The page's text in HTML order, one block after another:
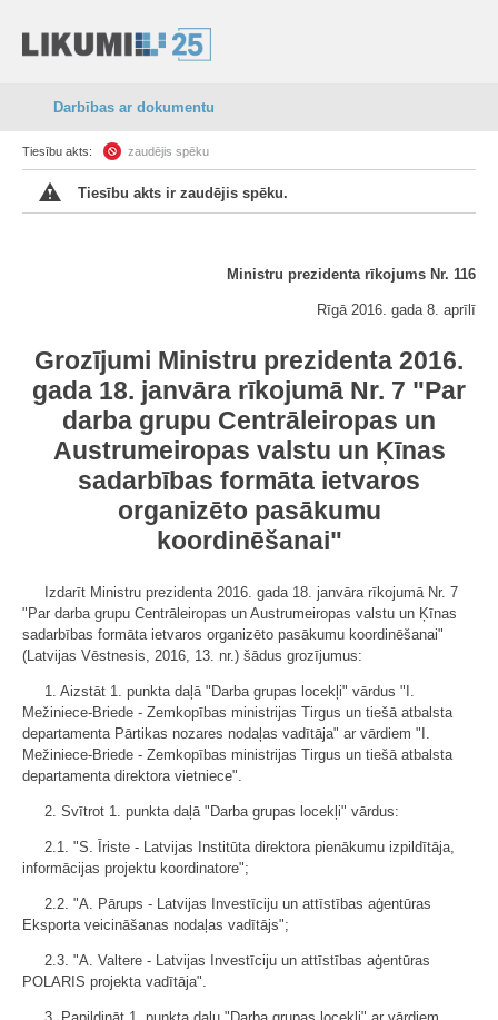
Darbības ar dokumentu
Tiesību akts: zaudējis spēku
Tiesību akts ir zaudējis spēku.
Ministru prezidenta rīkojums Nr. 116
Rīgā 2016. gada 8. aprīlī
Grozījumi Ministru prezidenta 2016.
gada 18. janvāra rīkojumā Nr. 7 "Par
darba grupu Centrāleiropas un
Austrumeiropas valstu un Ķīnas
sadarbības formāta ietvaros
organizēto pasākumu
koordinēšanai"
Izdarīt Ministru prezidenta 2016. gada 18. janvāra rīkojumā Nr. 7
"Par darba grupu Centrāleiropas un Austrumeiropas valstu un Ķīnas
sadarbības formāta ietvaros organizēto pasākumu koordinēšanai"
(Latvijas Vēstnesis, 2016, 13. nr.) šādus grozījumus:
1. Aizstāt 1. punkta daļā "Darba grupas locekļi" vārdus "I.
Mežiniece-Briede - Zemkopības ministrijas Tirgus un tiešā atbalsta
departamenta Pārtikas nozares nodaļas vadītāja" ar vārdiem "I.
Mežiniece-Briede - Zemkopības ministrijas Tirgus un tiešā atbalsta
departamenta direktora vietniece".
2. Svītrot 1. punkta daļā "Darba grupas locekļi" vārdus:
2.1. "S. Īriste - Latvijas Institūta direktora pienākumu izpildītāja,
informācijas projektu koordinatore";
2.2. "A. Pārups - Latvijas Investīciju un attīstības aģentūras
Eksporta veicināšanas nodaļas vadītājs";
2.3. "A. Valtere - Latvijas Investīciju un attīstības aģentūras
POLARIS projekta vadītāja".